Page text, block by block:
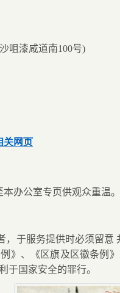
咀漆咸道南100号)
关网页
办公室专页供观众重温。
，于服务提供时必须留意
》、《区旗及区徽条例
于国家安全的罪行。